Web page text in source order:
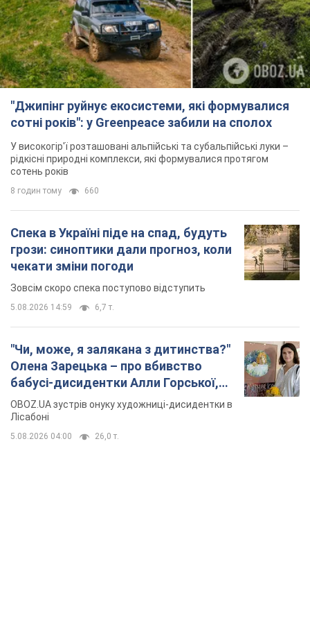
"Джипінг руйнує екосистеми, які формувалися
сотні років": у Greenpeace забили на сполох
У високогір'ї розташовані альпійські та субальпійські луки –
рідкісні природні комплекси, які формувалися протягом
сотень років
8 годин тому 660
Спека в Україні піде на спад, будуть
грози: синоптики дали прогноз, коли
чекати зміни погоди
Зовсім скоро спека поступово відступить
5.08.2026 14:59 6,7 т.
"Чи, може, я залякана з дитинства?"
Олена Зарецька – про вбивство
бабусі-дисидентки Алли Горської,
критику Дмитра Стуса та втечу в
Португалію з 5 дітьми
OBOZ.UA зустрів онуку художниці-дисидентки в
Лісабоні
5.08.2026 04:00 26,0 т.